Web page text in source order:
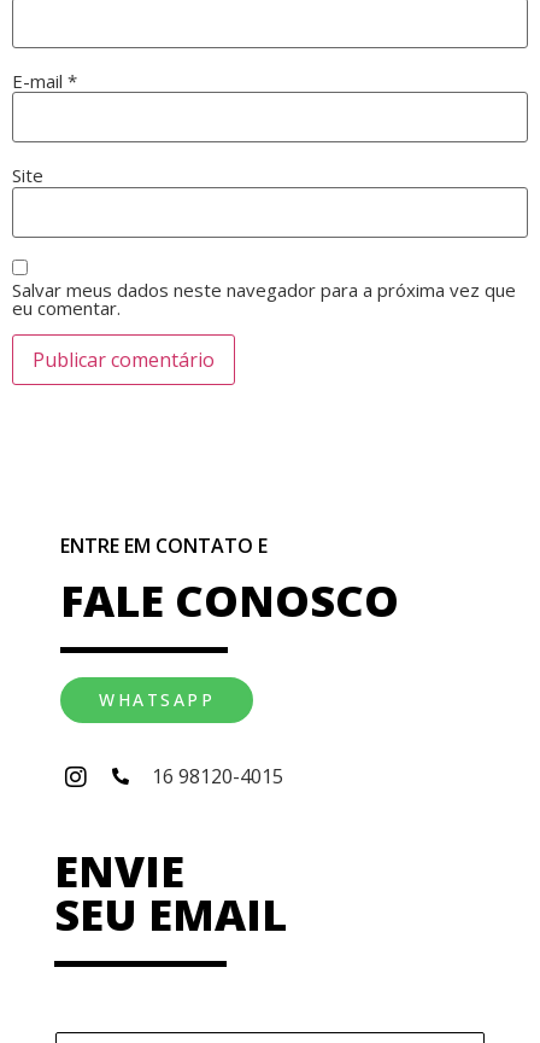
E-mail *
Site
Salvar meus dados neste navegador para a próxima vez que
eu comentar.
ENTRE EM CONTATO E
FALE CONOSCO
WHATSAPP
16 98120-4015
ENVIE
SEU EMAIL